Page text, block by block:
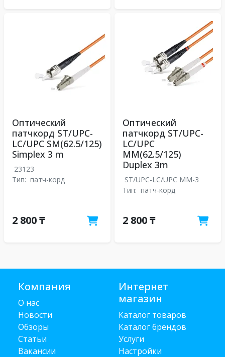
Оптический
патчкорд ST/UPC-
LC/UPC SM(62.5/125)
Simplex 3 m
23123
Тип: патч-корд
2 800 ₸
Оптический
патчкорд ST/UPC-
LC/UPC
MM(62.5/125)
Duplex 3m
ST/UPC-LC/UPC MM-3
Тип: патч-корд
2 800 ₸
Компания
О нас
Новости
Обзоры
Статьи
Вакансии
Интернет
магазин
Каталог товаров
Каталог брендов
Услуги
Настройки